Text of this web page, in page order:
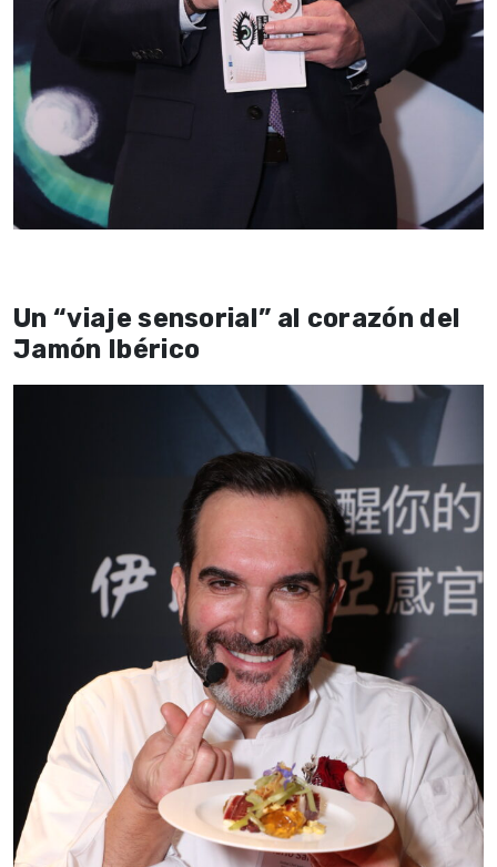
Un “viaje sensorial” al corazón del
Jamón Ibérico